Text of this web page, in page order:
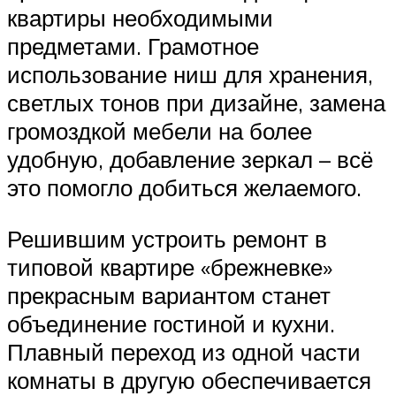
квартиры необходимыми
предметами. Грамотное
использование ниш для хранения,
светлых тонов при дизайне, замена
громоздкой мебели на более
удобную, добавление зеркал – всё
это помогло добиться желаемого.
Решившим устроить ремонт в
типовой квартире «брежневке»
прекрасным вариантом станет
объединение гостиной и кухни.
Плавный переход из одной части
комнаты в другую обеспечивается